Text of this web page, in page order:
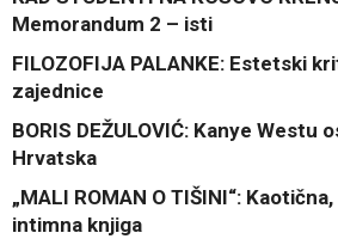
Memorandum 2 – isti
FILOZOFIJA PALANKE: Estetski
zajednice
BORIS DEŽULOVIĆ: Kanye Westu
Hrvatska
„MALI ROMAN O TIŠINI“:
intimna knjiga